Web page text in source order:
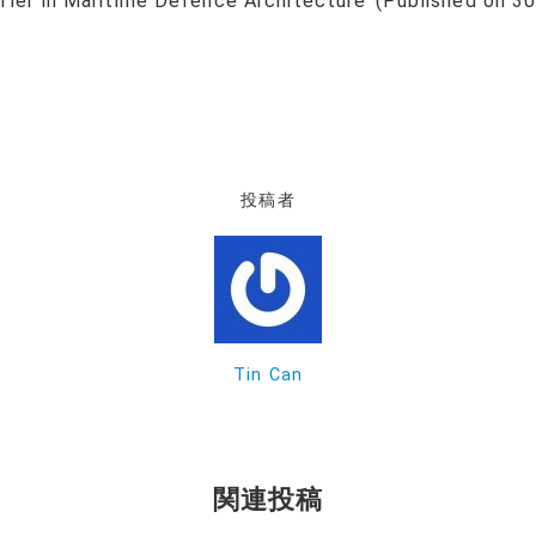
投稿者
Tin Can
関連投稿